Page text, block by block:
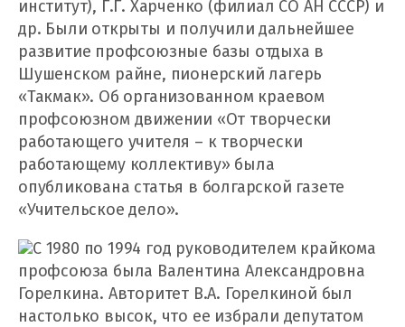
институт), Г.Г. Харченко (филиал СО АН СССР) и
др. Были открыты и получили дальнейшее
развитие профсоюзные базы отдыха в
Шушенском райне, пионерский лагерь
«Такмак». Об организованном краевом
профсоюзном движении «От творчески
работающего учителя – к творчески
работающему коллективу» была
опубликована статья в болгарской газете
«Учительское дело».
С 1980 по 1994 год руководителем крайкома
профсоюза была Валентина Александровна
Горелкина. Авторитет В.А. Горелкиной был
настолько высок, что ее избрали депутатом